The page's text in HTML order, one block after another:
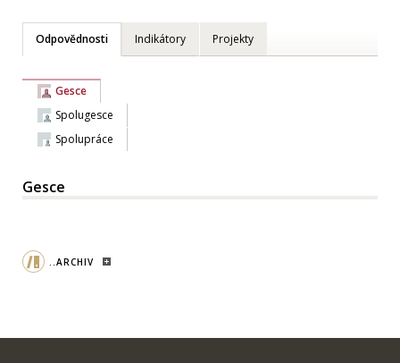
Odpovědnosti Indikátory Projekty
Gesce
Spolugesce
Spolupráce
Gesce
..ARCHIV